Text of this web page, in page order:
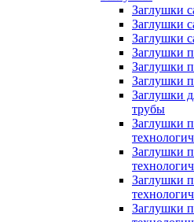
Заглушки
Заглушки
Заглушки
Заглушки
Заглушки
Заглушки
Заглушки
трубы
Заглушки
Заглушки
Заглушки
Заглушки